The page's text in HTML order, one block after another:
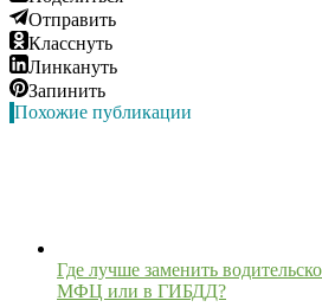
Отправить
Класснуть
Линкануть
Запинить
Похожие публикации
Где лучше заменить
МФЦ или в ГИБДД?